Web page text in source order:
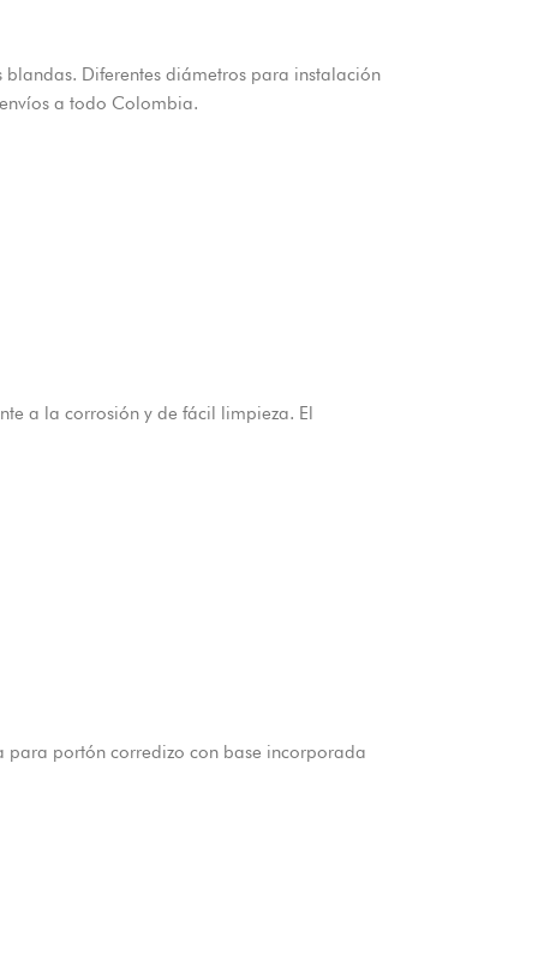
Diferentes diámetros para instalación
a todo Colombia.
a la corrosión y de fácil limpieza. El
para portón corredizo con base incorporada